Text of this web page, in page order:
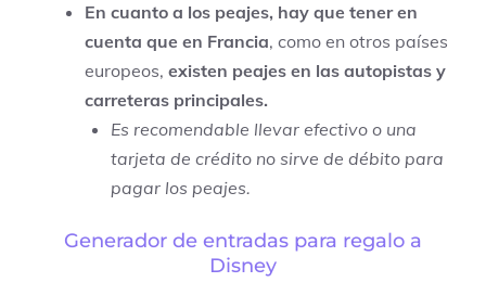
En cuanto a los peajes, hay que tener en
cuenta que en Francia, como en otros países
europeos, existen peajes en las autopistas y
carreteras principales.
Es recomendable llevar efectivo o una
tarjeta de crédito no sirve de débito para
pagar los peajes.
Generador de entradas para regalo a
Disney